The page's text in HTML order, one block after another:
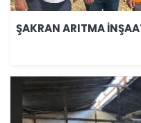
ŞAKRAN ARITMA